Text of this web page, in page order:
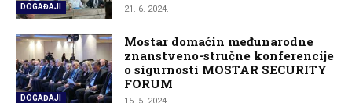
DOGAĐAJI 21. 6. 2024.
DOGAĐAJI
Mostar domaćin međunarodne
znanstveno-stručne konferencije
o sigurnosti MOSTAR SECURITY
FORUM
15. 5. 2024.